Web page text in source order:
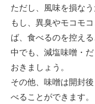
ただし、風味を損な
もし、異臭やモコモ
ば、食べるのを控える
中でも、減塩味噌・
おきましょう。
その他、味噌は開封
べることができます。